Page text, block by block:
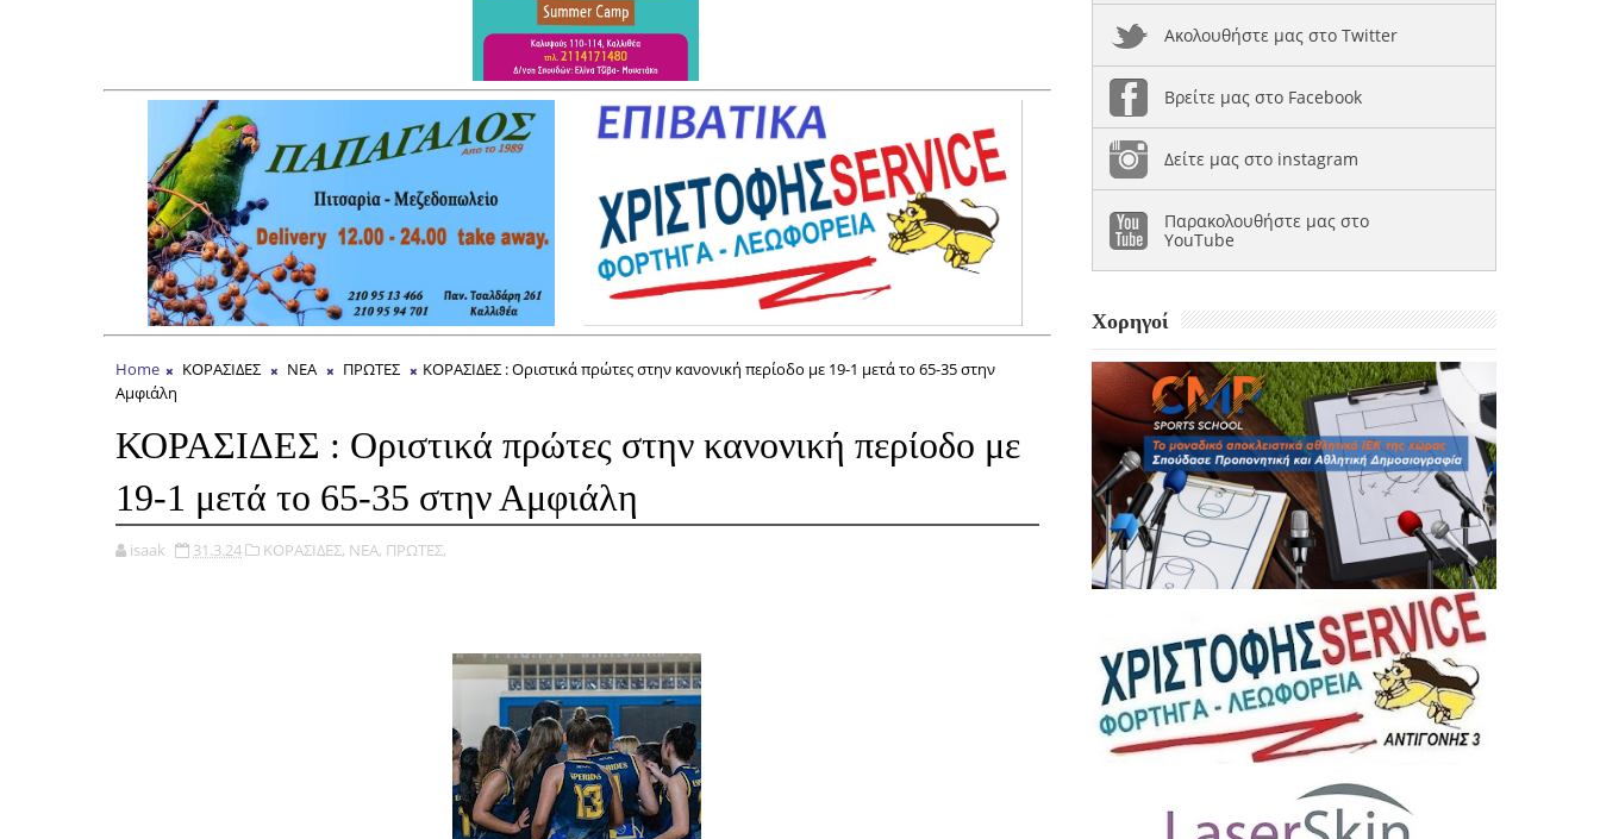
Home ΚΟΡΑΣΙΔΕΣ ΝΕΑ ΠΡΩΤΕΣ
ΚΟΡΑΣΙΔΕΣ : Οριστικά πρώτες στην κανονική περίοδο με 19-1 μετά το 65-35 στην
Αμφιάλη
ΚΟΡΑΣΙΔΕΣ : Οριστικά πρώτες στην κανονική περίοδο με
19-1 μετά το 65-35 στην Αμφιάλη
isaak 31.3.24 ΚΟΡΑΣΙΔΕΣ, ΝΕΑ, ΠΡΩΤΕΣ,
Ακολουθήστε μας στο Twitter
Βρείτε μας στο Facebook
Δείτε μας στο instagram
Παρακολουθήστε μας στο
YouTube
Χορηγοί